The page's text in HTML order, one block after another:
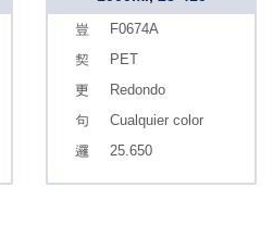
F0674A
PET
Redondo
Cualquier color
25.650